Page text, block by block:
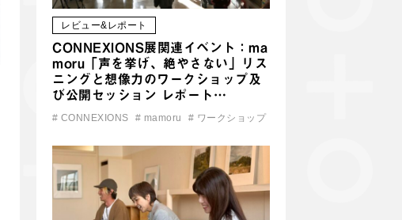
レビュー&レポート
CONNEXIONS展関連イベント：ma
moru「声を挙げ、絶やさない」リス
ニングと想像力のワークショップ及
び公開セッション レポート…
# CONNEXIONS # mamoru # ワークショップ